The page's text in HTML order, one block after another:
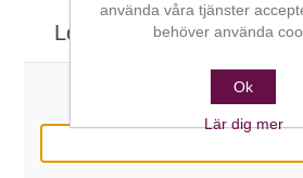
Logga in här om du
E-post:
använda våra tjänster
behöver använda
Ok
Lär dig mer